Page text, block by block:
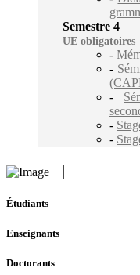
Semestre 4
UE obligatoires
-
-
-
-
-
Étudiants
Enseignants
Doctorants